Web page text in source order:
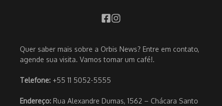
Quer saber mais sobre a Orbis News? Entre em contato,
agende sua visita. Vamos tomar um café!.
Telefone: +55 11 5052-5555
Endereço: Rua Alexandre Dumas, 1562 – Chácara Santo